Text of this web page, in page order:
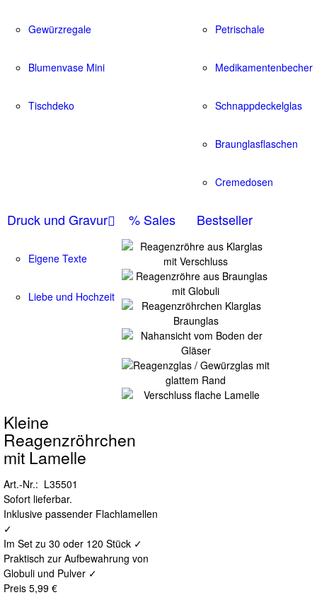
Gewürzregale
Blumenvase Mini
Tischdeko
Petrischale
Medikamentenbecher
Schnappdeckelglas
Braunglasflaschen
Cremedosen
Druck und Gravur
Eigene Texte
Liebe und Hochzeit
% Sales Bestseller
Kleine
Reagenzröhrchen
mit Lamelle
Art.-Nr.: L35501
Sofort lieferbar.
Inklusive passender Flachlamellen
✓
Im Set zu 30 oder 120 Stück ✓
Praktisch zur Aufbewahrung von
Globuli und Pulver ✓
Preis 5,99 €